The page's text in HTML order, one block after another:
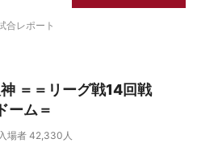
合レポート
＝＝リーグ戦14回戦
ーム＝
入場者 42,330人